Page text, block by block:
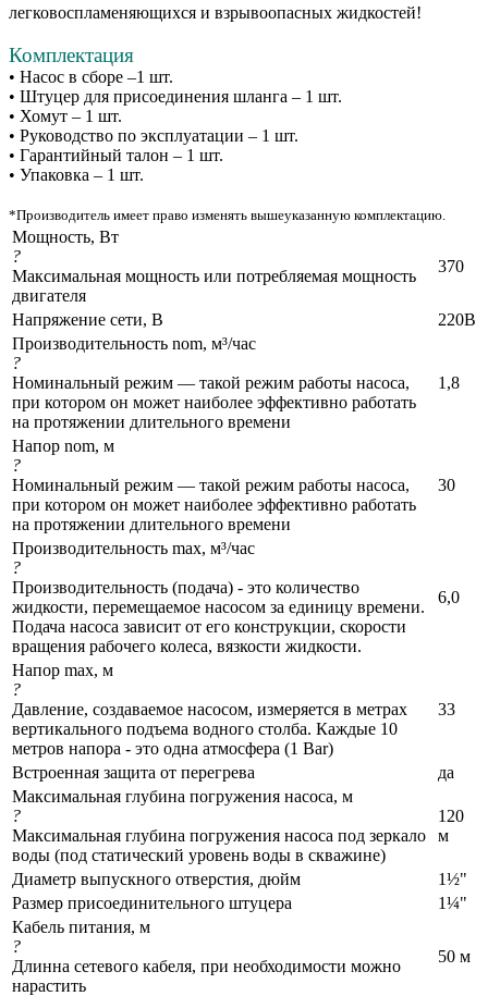
легковоспламеняющихся и взрывоопасных жидкостей!
Комплектация
• Насос в сборе –1 шт.
• Штуцер для присоединения шланга – 1 шт.
• Хомут – 1 шт.
• Руководство по эксплуатации – 1 шт.
• Гарантийный талон – 1 шт.
• Упаковка – 1 шт.
*Производитель имеет право изменять вышеуказанную комплектацию.
Мощность, Вт
?
Максимальная мощность или потребляемая мощность
двигателя
370
Напряжение сети, В
220В
Производительность nom, м³/час
?
Номинальный режим — такой режим работы насоса,
при котором он может наиболее эффективно работать
на протяжении длительного времени
1,8
Напор nom, м
?
Номинальный режим — такой режим работы насоса,
при котором он может наиболее эффективно работать
на протяжении длительного времени
30
Производительность max, м³/час
?
Производительность (подача) - это количество
жидкости, перемещаемое насосом за единицу времени.
Подача насоса зависит от его конструкции, скорости
вращения рабочего колеса, вязкости жидкости.
6,0
Напор max, м
?
Давление, создаваемое насосом, измеряется в метрах
вертикального подъема водного столба. Каждые 10
метров напора - это одна атмосфера (1 Bar)
33
Встроенная защита от перегрева
да
Максимальная глубина погружения насоса, м
?
Максимальная глубина погружения насоса под зеркало
воды (под статический уровень воды в скважине)
120
м
Диаметр выпускного отверстия, дюйм
1½"
Размер присоединительного штуцера
1¼"
Кабель питания, м
?
Длинна сетевого кабеля, при необходимости можно
нарастить
50 м